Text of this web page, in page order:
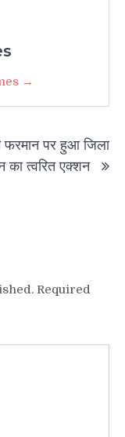
→
फरमान पर हुआ जिला
का त्वरित एक्शन
Required